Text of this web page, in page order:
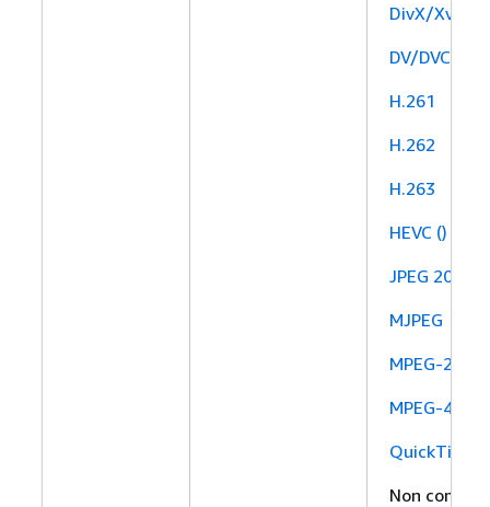
DivX/Xvid
DV/DVCPRO
H.261
H.262
H.263
HEVC ()
JPEG 2000
MJPEG
MPEG-2
MPEG-4
Non